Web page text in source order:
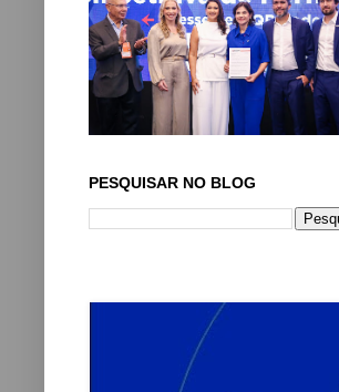
PESQUISAR NO BLOG